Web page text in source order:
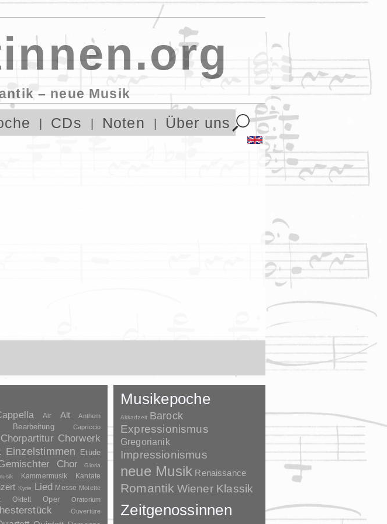
– neue Musik
CDs Noten Über uns
Air Alt Anthem
Bearbeitung Capriccio
Chorpartitur Chorwerk
Einzelstimmen Etüde
Chor Gloria
Kammermusik Kantate
Kyrie Lied Messe Motette
Oktett Oper Oratorium
Ouvertüre
Musikepoche
Akkadzeit Barock
Expressionismus
Gregorianik
Impressionismus
neue Musik Renaissance
Romantik Wiener Klassik
Zeitgenossinnen